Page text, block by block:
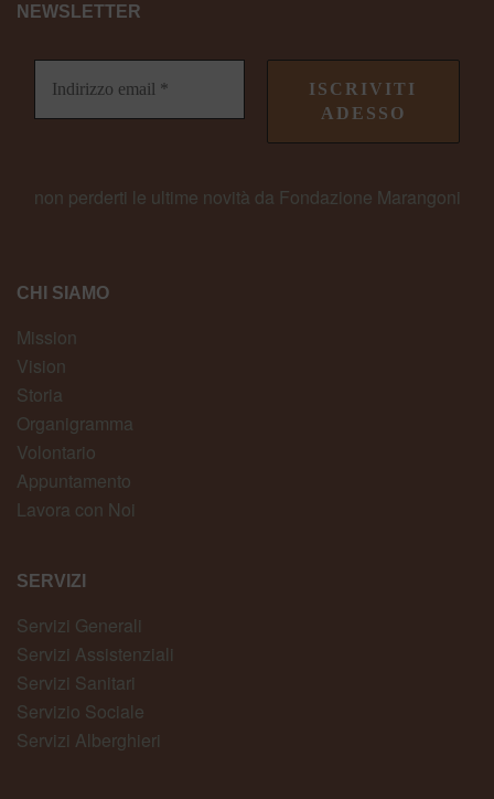
CHI SIAMO
Mission
Vision
Storia
Organigramma
Volontario
Appuntamento
Lavora con Noi
SERVIZI
Servizi Generali
Servizi Assistenziali
Servizi Sanitari
Servizio Sociale
Servizi Alberghieri
NEWSLETTER
non perderti le ultime novità da Fondazione Marangoni